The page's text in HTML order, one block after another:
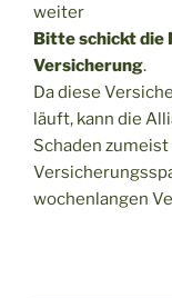
weiter
Bitte schickt die
Versicherung.
Da diese
läuft, kann die
Schaden
wochenlangen